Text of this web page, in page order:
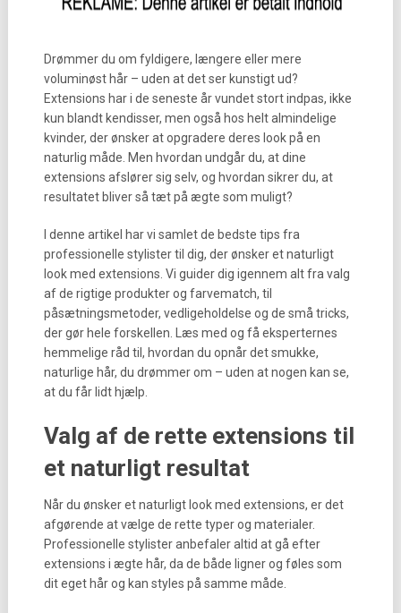
Drømmer du om fyldigere, længere eller mere
voluminøst hår – uden at det ser kunstigt ud?
Extensions har i de seneste år vundet stort indpas, ikke
kun blandt kendisser, men også hos helt almindelige
kvinder, der ønsker at opgradere deres look på en
naturlig måde. Men hvordan undgår du, at dine
extensions afslører sig selv, og hvordan sikrer du, at
resultatet bliver så tæt på ægte som muligt?
I denne artikel har vi samlet de bedste tips fra
professionelle stylister til dig, der ønsker et naturligt
look med extensions. Vi guider dig igennem alt fra valg
af de rigtige produkter og farvematch, til
påsætningsmetoder, vedligeholdelse og de små tricks,
der gør hele forskellen. Læs med og få eksperternes
hemmelige råd til, hvordan du opnår det smukke,
naturlige hår, du drømmer om – uden at nogen kan se,
at du får lidt hjælp.
Valg af de rette extensions til
et naturligt resultat
Når du ønsker et naturligt look med extensions, er det
afgørende at vælge de rette typer og materialer.
Professionelle stylister anbefaler altid at gå efter
extensions i ægte hår, da de både ligner og føles som
dit eget hår og kan styles på samme måde.